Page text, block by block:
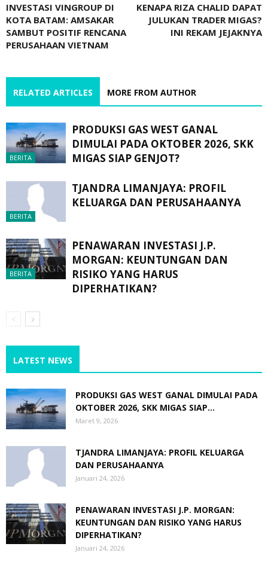
INVESTASI VINGROUP DI
KOTA BATAM: AMSAKAR
SAMBUT POSITIF RENCANA
PERUSAHAAN VIETNAM
KENAPA RIZA CHALID DAPAT
JULUKAN TRADER MIGAS?
INI REKAM JEJAKNYA
RELATED ARTICLES MORE FROM AUTHOR
BERITA
PRODUKSI GAS WEST GANAL
DIMULAI PADA OKTOBER 2026, SKK
MIGAS SIAP GENJOT?
BERITA
TJANDRA LIMANJAYA: PROFIL
KELUARGA DAN PERUSAHAANYA
BERITA
PENAWARAN INVESTASI J.P.
MORGAN: KEUNTUNGAN DAN
RISIKO YANG HARUS
DIPERHATIKAN?
LATEST NEWS
PRODUKSI GAS WEST GANAL DIMULAI PADA
OKTOBER 2026, SKK MIGAS SIAP...
Maret 9, 2026
TJANDRA LIMANJAYA: PROFIL KELUARGA
DAN PERUSAHAANYA
Januari 24, 2026
PENAWARAN INVESTASI J.P. MORGAN:
KEUNTUNGAN DAN RISIKO YANG HARUS
DIPERHATIKAN?
Januari 24, 2026